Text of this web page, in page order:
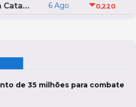
Brasil - Santa Catarina 6 Ago 0,220
de 35 milhões para combate